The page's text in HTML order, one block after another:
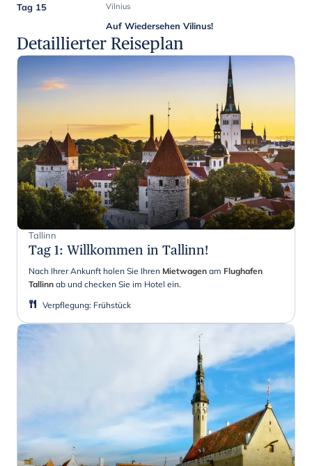
Tag 15 Vilnius
Auf Wiedersehen Vilinus!
Detaillierter Reiseplan
Tallinn
Tag 1: Willkommen in Tallinn!
Nach Ihrer Ankunft holen Sie Ihren Mietwagen am Flughafen
Tallinn ab und checken Sie im Hotel ein.
Verpflegung: Frühstück